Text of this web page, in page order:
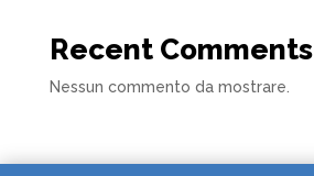
Recent Comments
Nessun commento da mostrare.